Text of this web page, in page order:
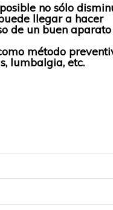
no sólo
llegar a hacer
de un buen
método
lumbalgia, etc.